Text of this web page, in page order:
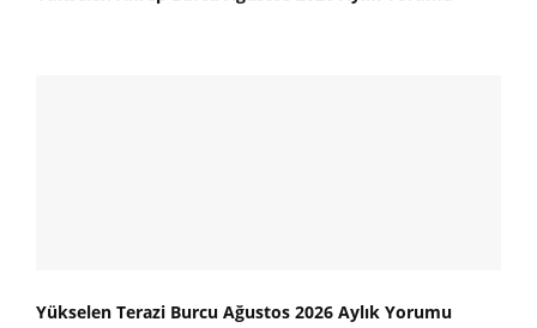
Yükselen Terazi Burcu Ağustos 2026 Aylık Yorumu